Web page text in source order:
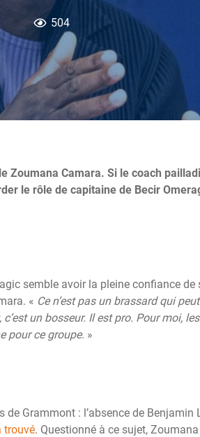
504
Zoumana Camara. Si le coach
le rôle de capitaine de Becir
semble avoir la pleine confiance de
« Ce n’est pas un brassard qui
un bosseur. Il est pro. Pour moi, les
pour ce groupe. »
Grammont : l’absence de Benjamin
trouvé. Questionné à ce sujet,